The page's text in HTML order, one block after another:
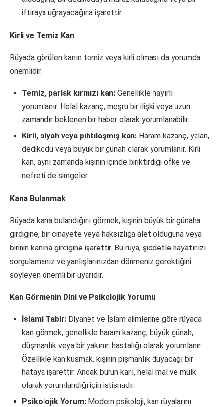
iftiraya uğrayacağına işarettir.
Kirli ve Temiz Kan
Rüyada görülen kanın temiz veya kirli olması da yorumda
önemlidir.
Temiz, parlak kırmızı kan: Genellikle hayırlı
yorumlanır. Helal kazanç, meşru bir ilişki veya uzun
zamandır beklenen bir haber olarak yorumlanabilir.
Kirli, siyah veya pıhtılaşmış kan: Haram kazanç, yalan,
dedikodu veya büyük bir günah olarak yorumlanır. Kirli
kan, aynı zamanda kişinin içinde biriktirdiği öfke ve
nefreti de simgeler.
Kana Bulanmak
Rüyada kana bulandığını görmek, kişinin büyük bir günaha
girdiğine, bir cinayete veya haksızlığa alet olduğuna veya
birinin kanına girdiğine işarettir. Bu rüya, şiddetle hayatınızı
sorgulamanız ve yanlışlarınızdan dönmeniz gerektiğini
söyleyen önemli bir uyarıdır.
Kan Görmenin Dini ve Psikolojik Yorumu
İslami Tabir: Diyanet ve İslam alimlerine göre rüyada
kan görmek, genellikle haram kazanç, büyük günah,
düşmanlık veya bir yakının hastalığı olarak yorumlanır.
Özellikle kan kusmak, kişinin pişmanlık duyacağı bir
hataya işarettir. Ancak burun kanı, helal mal ve mülk
olarak yorumlandığı için istisnadır.
Psikolojik Yorum: Modern psikoloji, kan rüyalarını